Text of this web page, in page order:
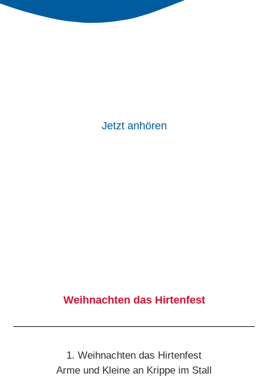
Weihnachten das Hirtenfest
1. Weihnachten das Hirtenfest
Arme und Kleine an Krippe im Stall
Jetzt anhören